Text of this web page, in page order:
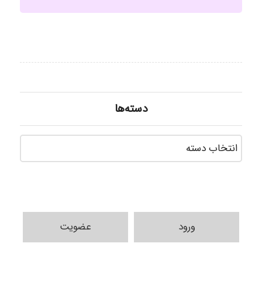
دسته‌ها
ورود عضویت